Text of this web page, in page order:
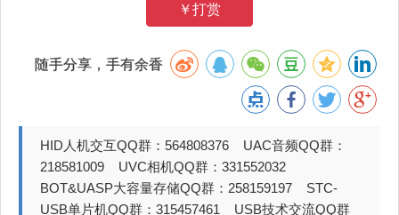
￥打赏
随手分享，手有余香
HID人机交互QQ群：564808376 UAC音频QQ群：
218581009 UVC相机QQ群：331552032
BOT&UASP大容量存储QQ群：258159197 STC-
USB单片机QQ群：315457461 USB技术交流QQ群